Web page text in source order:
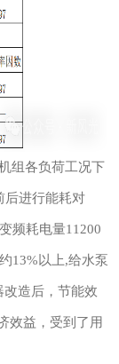
组各负荷工况下
后进行能耗对
频耗电量11200
13%以上,给水泵
造后，节能效
效益，受到了用